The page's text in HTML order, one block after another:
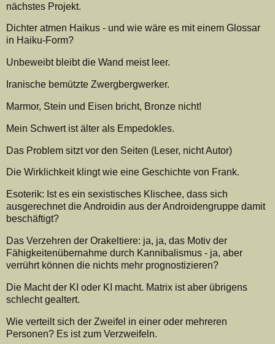
nächstes Projekt.
Dichter atmen Haikus - und wie wäre es mit einem Glossar
in Haiku-Form?
Unbeweibt bleibt die Wand meist leer.
Iranische bemützte Zwergbergwerker.
Marmor, Stein und Eisen bricht, Bronze nicht!
Mein Schwert ist älter als Empedokles.
Das Problem sitzt vor den Seiten (Leser, nicht Autor)
Die Wirklichkeit klingt wie eine Geschichte von Frank.
Esoterik: Ist es ein sexistisches Klischee, dass sich
ausgerechnet die Androidin aus der Androidengruppe damit
beschäftigt?
Das Verzehren der Orakeltiere: ja, ja, das Motiv der
Fähigkeitenübernahme durch Kannibalismus - ja, aber
verrührt können die nichts mehr prognostizieren?
Die Macht der KI oder KI macht. Matrix ist aber übrigens
schlecht gealtert.
Wie verteilt sich der Zweifel in einer oder mehreren
Personen? Es ist zum Verzweifeln.